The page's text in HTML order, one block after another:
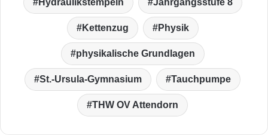
Kettenzug Physik
physikalische Grundlagen
St.-Ursula-Gymnasium Tauchpumpe
THW OV Attendorn